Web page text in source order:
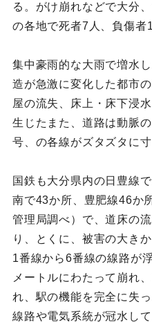
る。がけ崩れなどで大分
の各地で死者7人、負傷者
集中豪雨的な大雨で増水
造が急激に変化した都市
屋の流失、床上・床下浸
生じたまた、道路は動脈
号、の各線がズタズタに寸
国鉄も大分県内の日豊線
南で43か所、豊肥線46か
管理局調べ）で、道床の
り、とくに、被害の大き
1番線から6番線の線路が
メートルにわたって崩れ
れ、駅の機能を完全に失
線路や電気系統が冠水し